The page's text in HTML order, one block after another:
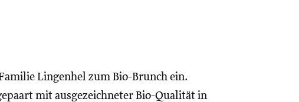
Lingenhel zum Bio-Brunch ein.
mit ausgezeichneter Bio-Qualität in